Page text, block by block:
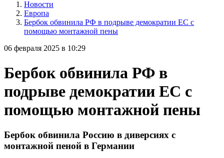
Новости
Европа
Бербок обвинила РФ в подрыве демократии ЕС с
помощью монтажной пены
06 февраля 2025 в 10:29
Бербок обвинила РФ в
подрыве демократии ЕС с
помощью монтажной пены
Бербок обвинила Россию в диверсиях с
монтажной пеной в Германии